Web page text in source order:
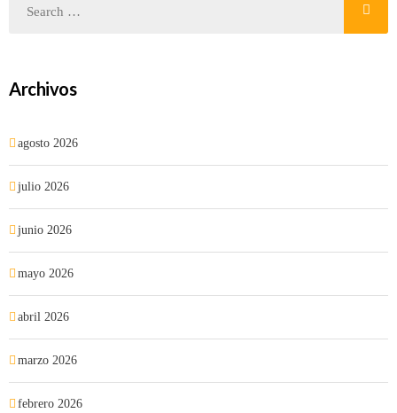
Archivos
agosto 2026
julio 2026
junio 2026
mayo 2026
abril 2026
marzo 2026
febrero 2026